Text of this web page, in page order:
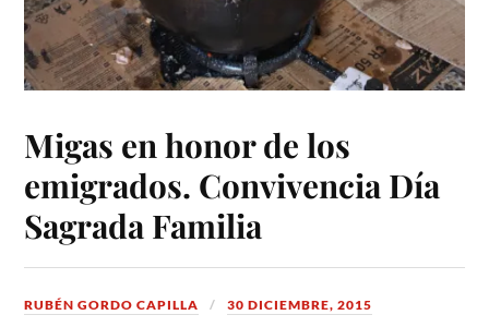
Migas en honor de los
emigrados. Convivencia Día
Sagrada Familia
RUBÉN GORDO CAPILLA 30 DICIEMBRE, 2015